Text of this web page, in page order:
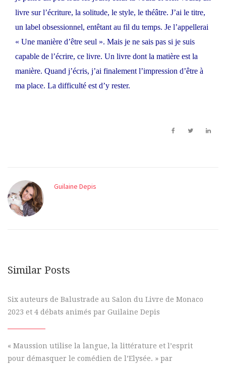
livre sur l’écriture, la solitude, le style, le théâtre. J’ai le titre,
un label obsessionnel, entêtant au fil du temps. Je l’appellerai
« Une manière d’être seul ». Mais je ne sais pas si je suis
capable de l’écrire, ce livre. Un livre dont la matière est la
manière. Quand j’écris, j’ai finalement l’impression d’être à
ma place. La difficulté est d’y rester.
Guilaine Depis
Similar Posts
Six auteurs de Balustrade au Salon du Livre de Monaco
2023 et 4 débats animés par Guilaine Depis
« Maussion utilise la langue, la littérature et l’esprit
pour démasquer le comédien de l’Elysée. » par